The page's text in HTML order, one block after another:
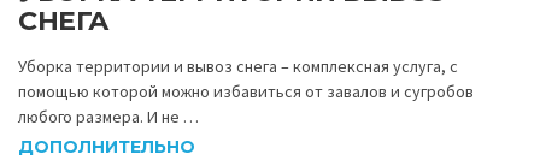
СНЕГА
Уборка территории и вывоз снега – комплексная услуга, с
помощью которой можно избавиться от завалов и сугробов
любого размера. И не …
ДОПОЛНИТЕЛЬНО